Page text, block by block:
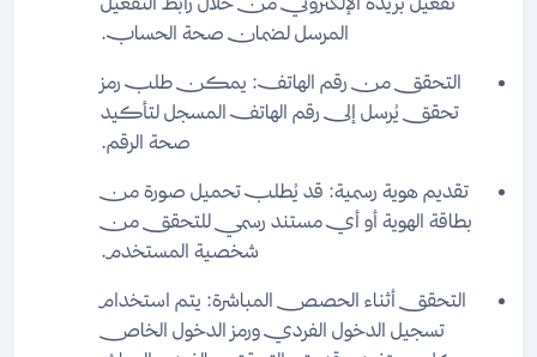
المرسل لضمان صحة الحساب.
التحقق من رقم الهاتف: يمكن طلب رمز
تحقق يُرسل إلى رقم الهاتف المسجل لتأكيد
صحة الرقم.
تقديم هوية رسمية: قد يُطلب تحميل صورة من
بطاقة الهوية أو أي مستند رسمي للتحقق من
شخصية المستخدم.
التحقق أثناء الحصص المباشرة: يتم استخدام
تسجيل الدخول الفردي ورمز الدخول الخاص